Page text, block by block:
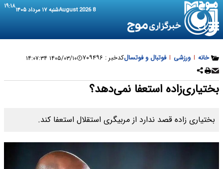
8 August 2026 شنبه ۱۷ مرداد ۱۴۰۵ ۱۹:۱۸
خانه | ورزشی | فوتبال و فوتسالکدخبر : ۷۰۹۴۹۶ ۱۴۰۵/۰۳/۱۰ ۱۴:۰۷:۳۴
بختیاری‌زاده استعفا نمی‌دهد؟
بختیاری زاده قصد ندارد از مربیگری استقلال استعفا کند.